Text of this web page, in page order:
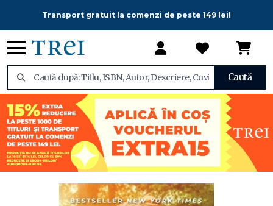
Transport gratuit la comenzi de peste 149 lei!
Caută